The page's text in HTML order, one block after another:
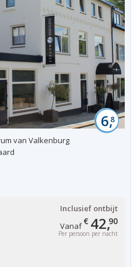
Vanaf€ 42,90
Per persoon per nacht
Inclusief ontbijt
6,8
van Valkenburg